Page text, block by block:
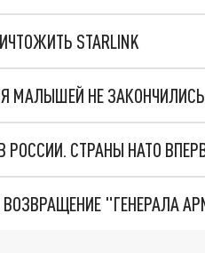
STARLINK
МАЛЫШЕЙ НЕ ЗАКОНЧИЛИСЬ